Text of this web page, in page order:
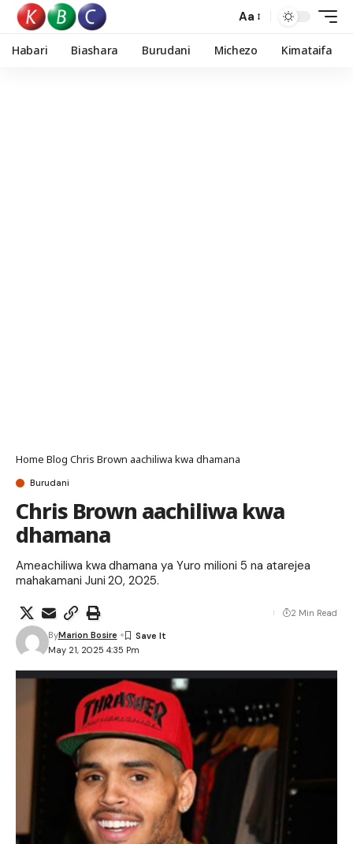
Aa
Habari Biashara Burudani Michezo Kimataifa
Home Blog Chris Brown aachiliwa kwa dhamana
Burudani
Chris Brown aachiliwa kwa
dhamana
Ameachiliwa kwa dhamana ya Yuro milioni 5 na atarejea
mahakamani Juni 20, 2025.
May 21, 2025 4:35 Pm
ByMarion Bosire
2 Min Read